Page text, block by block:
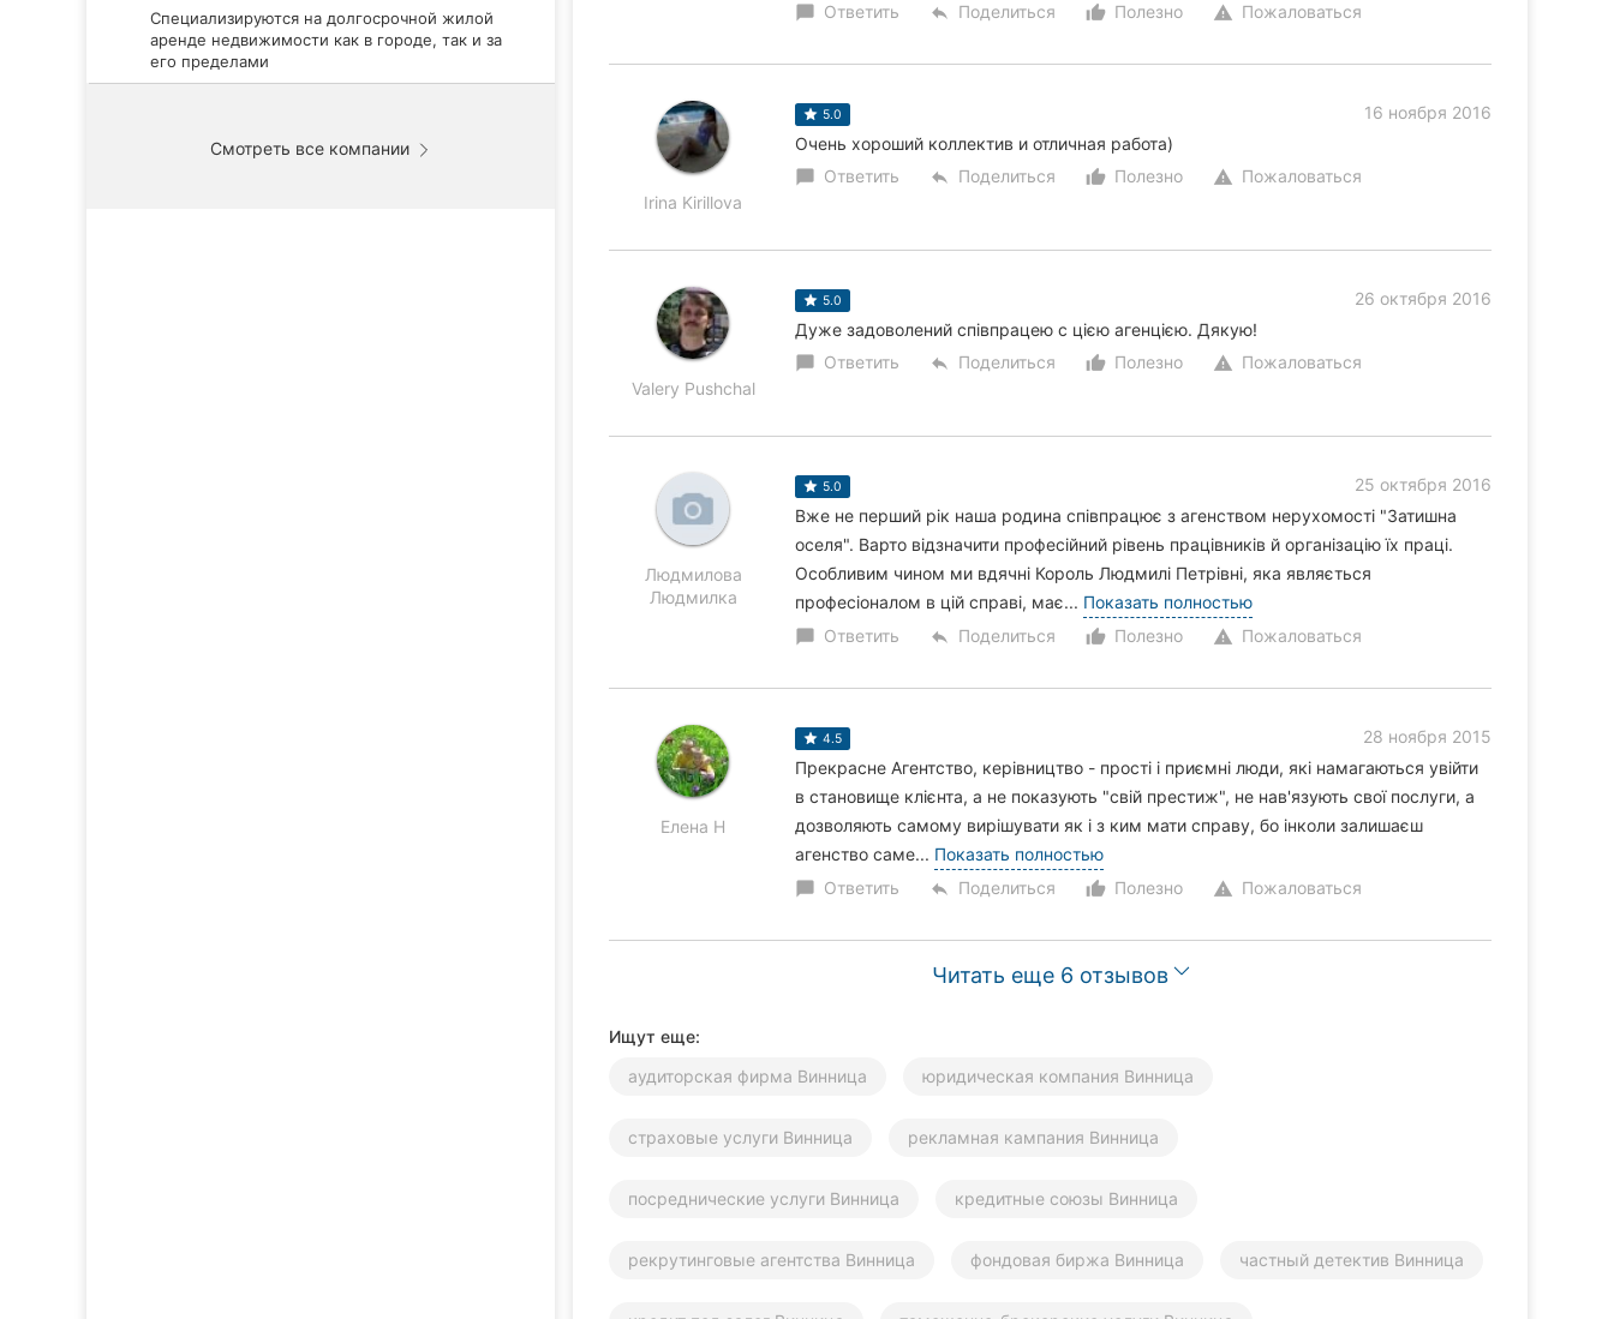
Специализируются на долгосрочной жилой
аренде недвижимости как в городе, так и за
его пределами
Смотреть все компании
chat_bubble Ответить reply Поделиться thumb_up_alt
Полезно warning Пожаловаться
Irina Kirillova
5.0
16 ноября 2016
Очень хороший коллектив и отличная работа)
chat_bubble Ответить reply Поделиться thumb_up_alt
Полезно warning Пожаловаться
Valery Pushchal
5.0
26 октября 2016
Дуже задоволений співпрацею с цією агенцією. Дякую!
chat_bubble Ответить reply Поделиться thumb_up_alt
Полезно warning Пожаловаться
Людмилова
Людмилка
5.0
25 октября 2016
Вже не перший рік наша родина співпрацює з агенством нерухомості "Затишна
оселя". Варто відзначити професійний рівень працівників й організацію їх праці.
Особливим чином ми вдячні Король Людмилі Петрівні, яка являється
професіоналом в цій справі, має... Показать полностью
chat_bubble Ответить reply Поделиться thumb_up_alt
Полезно warning Пожаловаться
Елена Н
4.5
28 ноября 2015
Прекрасне Агентство, керівництво - прості і приємні люди, які намагаються увійти
в становище клієнта, а не показують "свій престиж", не нав'язують свої послуги, а
дозволяють самому вирішувати як і з ким мати справу, бо інколи залишаєш
агенство саме... Показать полностью
chat_bubble Ответить reply Поделиться thumb_up_alt
Полезно warning Пожаловаться
Читать еще 6 отзывов
Ищут еще:
аудиторская фирма Винница
юридическая компания Винница
страховые услуги Винница рекламная кампания Винница
посреднические услуги Винница кредитные союзы Винница
рекрутинговые агентства Винница фондовая биржа Винница частный детектив Винница